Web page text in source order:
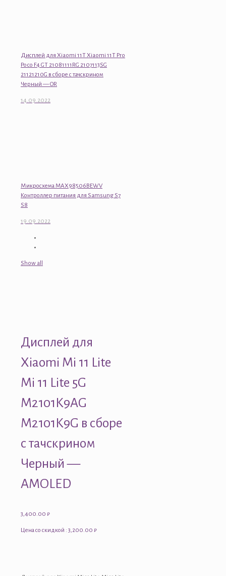
Дисплей для Xiaomi 11T Xiaomi 11T Pro
Poco F4 GT 21081111RG 2107113SG
21121210G в сборе с тачскрином
Черный — OR
14.09.2022
Микросхема MAX98506BEWV
Контроллер питания для Samsung S7
S8
19.09.2022
Show all
Дисплей для
Xiaomi Mi 11 Lite
Mi 11 Lite 5G
M2101K9AG
M2101K9G в сборе
с тачскрином
Черный —
AMOLED
3,400.00 ₽
Цена со скидкой : 3,200.00 ₽